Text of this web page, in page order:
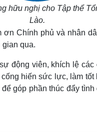
hữu nghị cho Tập thể
Lào.
Chính phủ và nhân
qua.
động viên, khích lệ
hiến sức lực, làm
góp phần thúc đẩy